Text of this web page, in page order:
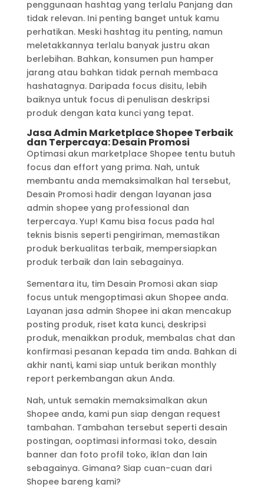
penggunaan hashtag yang terlalu Panjang dan
tidak relevan. Ini penting banget untuk kamu
perhatikan. Meski hashtag itu penting, namun
meletakkannya terlalu banyak justru akan
berlebihan. Bahkan, konsumen pun hamper
jarang atau bahkan tidak pernah membaca
hashatagnya. Daripada focus disitu, lebih
baiknya untuk focus di penulisan deskripsi
produk dengan kata kunci yang tepat.
Jasa Admin Marketplace Shopee Terbaik
dan Terpercaya: Desain Promosi
Optimasi akun marketplace Shopee tentu butuh
focus dan effort yang prima. Nah, untuk
membantu anda memaksimalkan hal tersebut,
Desain Promosi hadir dengan layanan jasa
admin shopee yang professional dan
terpercaya. Yup! Kamu bisa focus pada hal
teknis bisnis seperti pengiriman, memastikan
produk berkualitas terbaik, mempersiapkan
produk terbaik dan lain sebagainya.
Sementara itu, tim Desain Promosi akan siap
focus untuk mengoptimasi akun Shopee anda.
Layanan jasa admin Shopee ini akan mencakup
posting produk, riset kata kunci, deskripsi
produk, menaikkan produk, membalas chat dan
konfirmasi pesanan kepada tim anda. Bahkan di
akhir nanti, kami siap untuk berikan monthly
report perkembangan akun Anda.
Nah, untuk semakin memaksimalkan akun
Shopee anda, kami pun siap dengan request
tambahan. Tambahan tersebut seperti desain
postingan, ooptimasi informasi toko, desain
banner dan foto profil toko, iklan dan lain
sebagainya. Gimana? Siap cuan-cuan dari
Shopee bareng kami?